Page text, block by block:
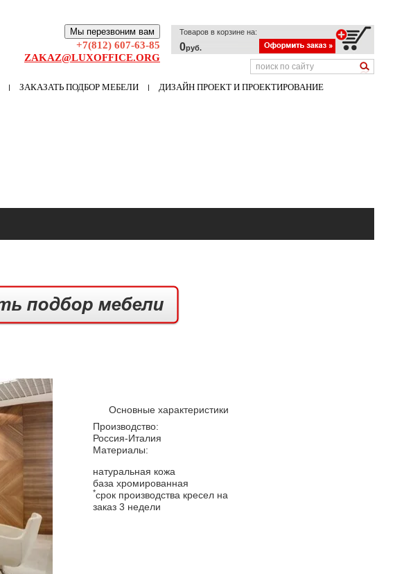
Мы перезвоним вам
+7(812) 607-63-85
ZAKAZ@LUXOFFICE.ORG
ЗАКАЗАТЬ ПОДБОР МЕБЕЛИ ДИЗАЙН ПРОЕКТ И ПРОЕКТИРОВАНИЕ
Товаров в корзине на:
0руб.
Основные характеристики
Производство:
Россия-Италия
Материалы:
натуральная кожа
база хромированная
*срок производства кресел на
заказ 3 недели